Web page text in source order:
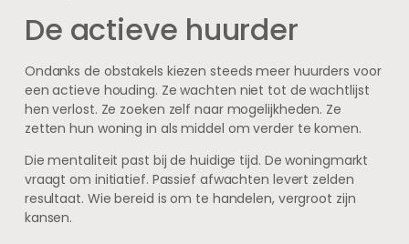
De actieve huurder
Ondanks de obstakels kiezen steeds meer huurders voor
een actieve houding. Ze wachten niet tot de wachtlijst
hen verlost. Ze zoeken zelf naar mogelijkheden. Ze
zetten hun woning in als middel om verder te komen.
Die mentaliteit past bij de huidige tijd. De woningmarkt
vraagt om initiatief. Passief afwachten levert zelden
resultaat. Wie bereid is om te handelen, vergroot zijn
kansen.